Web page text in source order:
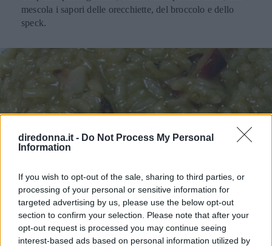
diredonna.it - Do Not Process My Personal
Information
If you wish to opt-out of the sale, sharing to third parties, or
processing of your personal or sensitive information for
targeted advertising by us, please use the below opt-out
section to confirm your selection. Please note that after your
opt-out request is processed you may continue seeing
interest-based ads based on personal information utilized by
mescola i sapori delle orecchiette, del broccolo e dello
speck.
RICETTA PRIMI PIATTI
Risotto al radicchio trevisano